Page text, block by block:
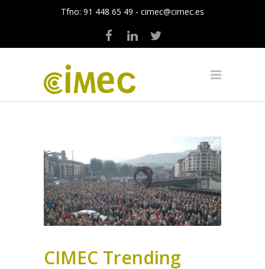
Tfno: 91 448 65 49 - cimec@cimec.es
CIMEC Trending